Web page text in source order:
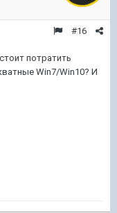
#16
потратить
Win7/Win10? И